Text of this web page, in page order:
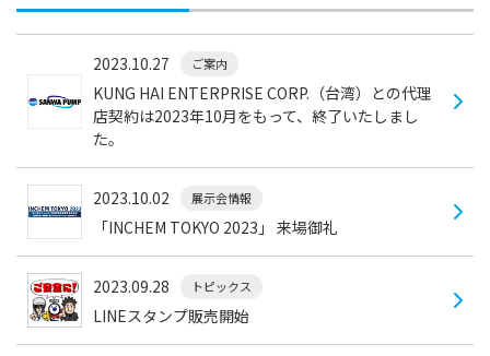
2023.10.27 ご案内
KUNG HAI ENTERPRISE CORP.（台湾）との代理
店契約は2023年10月をもって、終了いたしまし
た。
2023.10.02 展示会情報
「INCHEM TOKYO 2023」 来場御礼
2023.09.28 トピックス
LINEスタンプ販売開始